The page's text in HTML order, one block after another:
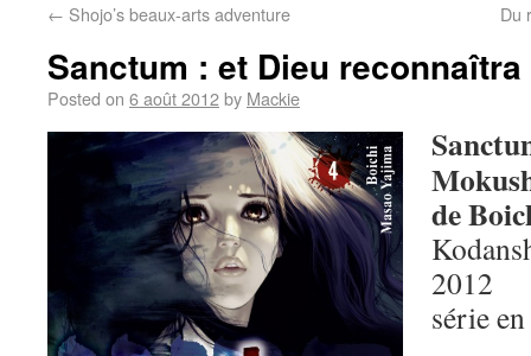
← Shojo’s beaux-arts adventure Du
Sanctum : et Dieu
Posted on 6 août 2012by Mackie
de
2012
série